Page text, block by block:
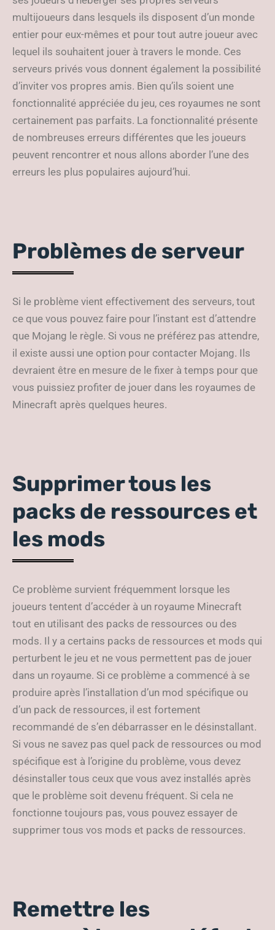
multijoueurs dans lesquels ils disposent d’un monde
entier pour eux-mêmes et pour tout autre joueur avec
lequel ils souhaitent jouer à travers le monde. Ces
serveurs privés vous donnent également la possibilité
d’inviter vos propres amis. Bien qu’ils soient une
fonctionnalité appréciée du jeu, ces royaumes ne sont
certainement pas parfaits. La fonctionnalité présente
de nombreuses erreurs différentes que les joueurs
peuvent rencontrer et nous allons aborder l’une des
erreurs les plus populaires aujourd’hui.
Problèmes de serveur
Si le problème vient effectivement des serveurs, tout
ce que vous pouvez faire pour l’instant est d’attendre
que Mojang le règle. Si vous ne préférez pas attendre,
il existe aussi une option pour contacter Mojang. Ils
devraient être en mesure de le fixer à temps pour que
vous puissiez profiter de jouer dans les royaumes de
Minecraft après quelques heures.
Supprimer tous les
packs de ressources et
les mods
Ce problème survient fréquemment lorsque les
joueurs tentent d’accéder à un royaume Minecraft
tout en utilisant des packs de ressources ou des
mods. Il y a certains packs de ressources et mods qui
perturbent le jeu et ne vous permettent pas de jouer
dans un royaume. Si ce problème a commencé à se
produire après l’installation d’un mod spécifique ou
d’un pack de ressources, il est fortement
recommandé de s’en débarrasser en le désinstallant.
Si vous ne savez pas quel pack de ressources ou mod
spécifique est à l’origine du problème, vous devez
désinstaller tous ceux que vous avez installés après
que le problème soit devenu fréquent. Si cela ne
fonctionne toujours pas, vous pouvez essayer de
supprimer tous vos mods et packs de ressources.
Remettre les